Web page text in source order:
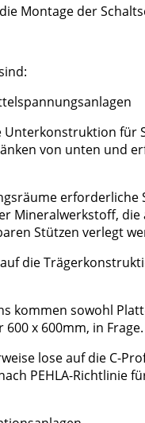
Montage der
für
von unten und
erforderliche
Mineralwerkstoff,
Stützen verlegt
die
kommen sowohl
x 600mm, in Frage.
lose auf die C-
PEHLA-Richtlinie